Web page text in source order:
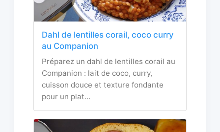
Dahl de lentilles corail, coco curry
au Companion
Préparez un dahl de lentilles corail au
Companion : lait de coco, curry,
cuisson douce et texture fondante
pour un plat…